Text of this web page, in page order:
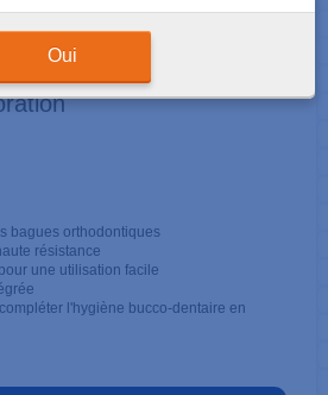
Ouide 4
bagues orthodontiques
résistance
une utilisation facile
l'hygiène bucco-dentaire en